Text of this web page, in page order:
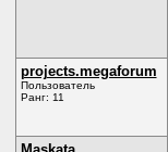
projects.megaforum
Пользователь
Ранг: 11